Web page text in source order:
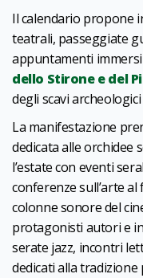
Il calendario propone
teatrali, passeggiate
appuntamenti
dello Stirone e del
degli scavi archeologici
La manifestazione
dedicata alle orchidee
l’estate con eventi
conferenze sull’arte al
colonne sonore del
protagonisti autori e
serate jazz, incontri
dedicati alla